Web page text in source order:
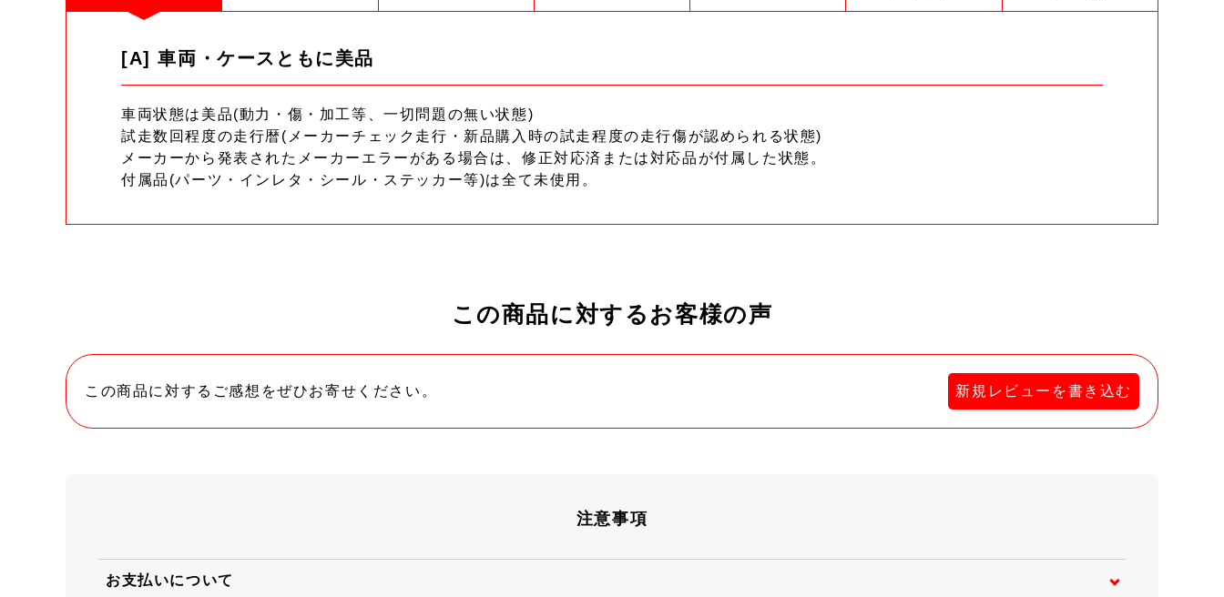
[A] 車両・ケースともに美品
車両状態は美品(動力・傷・加工等、一切問題の無い状態)
試走数回程度の走行暦(メーカーチェック走行・新品購入時の試走程度の走行傷が認められる状態)
メーカーから発表されたメーカーエラーがある場合は、修正対応済または対応品が付属した状態。
付属品(パーツ・インレタ・シール・ステッカー等)は全て未使用。
この商品に対するお客様の声
この商品に対するご感想をぜひお寄せください。 新規レビューを書き込む
注意事項
お支払いについて